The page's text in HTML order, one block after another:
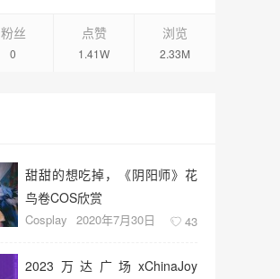
粉丝
0
点赞
1.41W
浏览
2.33M
甜甜的想吃掉，《阴阳师》花
鸟卷COS欣赏
Cosplay 2020年7月30日 43
2023万达广场xChinaJoy